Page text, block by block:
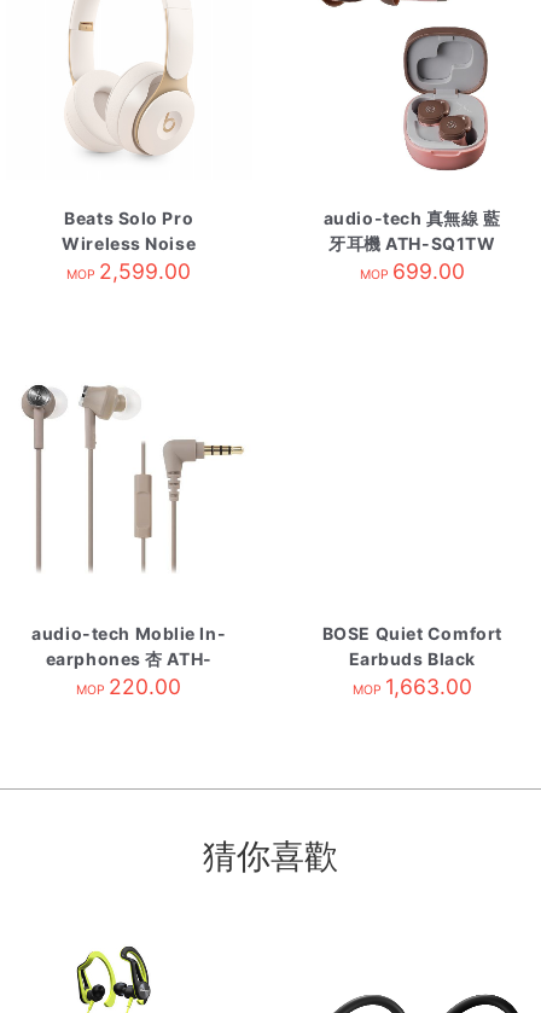
Beats Solo Pro
Wireless Noise
Cancelling
MOP 2,599.00
audio-tech 真無線 藍
牙耳機 ATH-SQ1TW
PBW 粉咖啡
MOP 699.00
audio-tech Moblie In-
earphones 杏 ATH-
CK350is BG
MOP 220.00
BOSE Quiet Comfort
Earbuds Black
MOP 1,663.00
猜你喜歡